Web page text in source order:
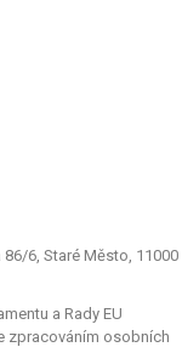
6, Staré Město, 11000
a Rady EU
zpracováním osobních